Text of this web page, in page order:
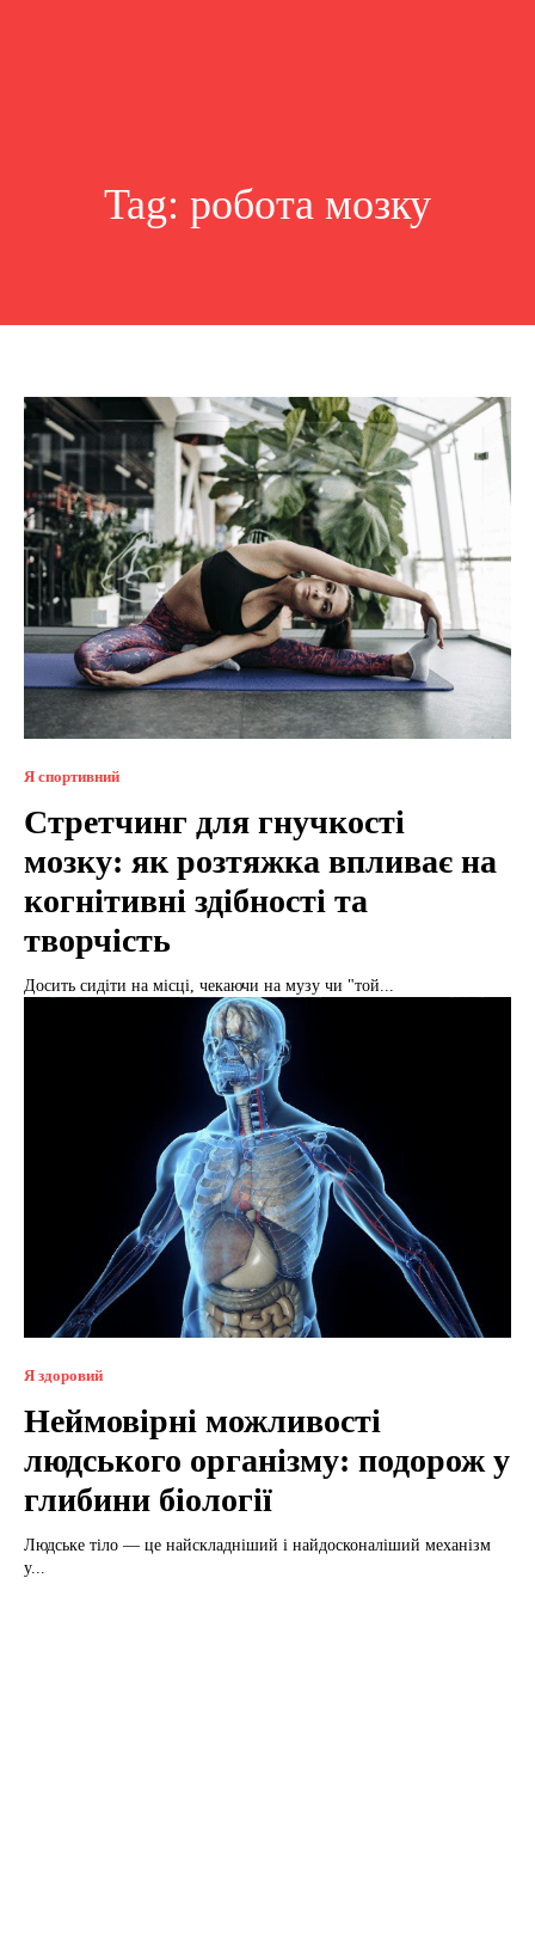
Tag: робота мозку
Я спортивний
Стретчинг для гнучкості
мозку: як розтяжка впливає на
когнітивні здібності та
творчість
Досить сидіти на місці, чекаючи на музу чи "той...
Я здоровий
Неймовірні можливості
людського організму: подорож у
глибини біології
Людське тіло — це найскладніший і найдосконаліший механізм
у...